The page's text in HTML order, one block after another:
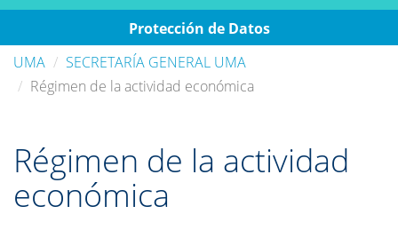
Protección de Datos
UMA
SECRETARÍA GENERAL UMA
Régimen de la actividad económica
Régimen de la actividad
económica